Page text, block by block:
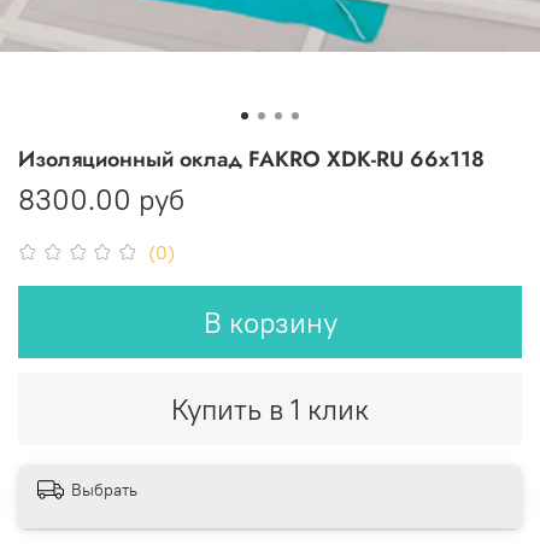
(0)
Изоляционный оклад FAKRO XDK-RU 66х118
8300.00 руб
В корзину
Купить в 1 клик
Выбрать